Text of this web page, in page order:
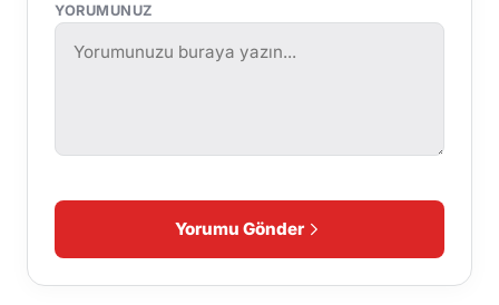
YORUMUNUZ
Yorumu Gönder